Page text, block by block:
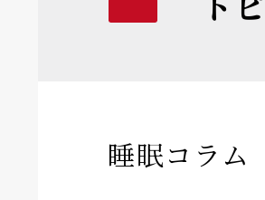
睡眠コラム